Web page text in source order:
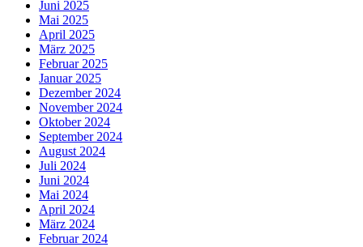
Juni 2025
Mai 2025
April 2025
März 2025
Februar 2025
Januar 2025
Dezember 2024
November 2024
Oktober 2024
September 2024
August 2024
Juli 2024
Juni 2024
Mai 2024
April 2024
März 2024
Februar 2024